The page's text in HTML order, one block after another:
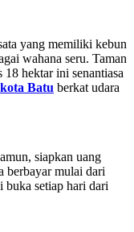
yang memiliki kebun
wahana seru. Taman
18 hektar ini senantiasa
kota Batu berkat udara
siapkan uang
berbayar mulai dari
buka setiap hari dari